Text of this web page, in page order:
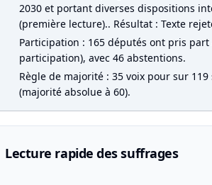
2030 et portant diverses dispositions
(première lecture).. Résultat : Texte
Participation : 165 députés ont pris part
participation), avec 46 abstentions.
Règle de majorité : 35 voix pour sur
(majorité absolue à 60).
Lecture rapide des suffrages